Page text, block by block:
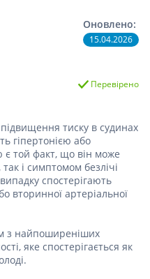
Оновлено:
15.04.2026
Перевірено
тиску в судинах
гіпертонією або
є той факт, що він може
і симптомом безлічі
спостерігають
вторинної артеріальної
з найпоширеніших
яке спостерігається як